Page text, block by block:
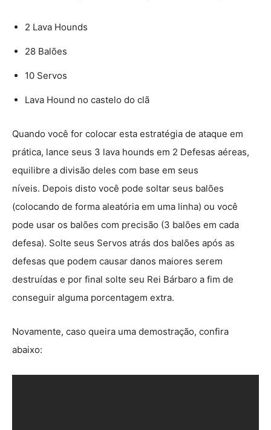
2 Lava Hounds
28 Balões
10 Servos
Lava Hound no castelo do clã
Quando você for colocar esta estratégia de ataque em
prática, lance seus 3 lava hounds em 2 Defesas aéreas,
equilibre a divisão deles com base em seus
níveis. Depois disto você pode soltar seus balões
(colocando de forma aleatória em uma linha) ou você
pode usar os balões com precisão (3 balões em cada
defesa). Solte seus Servos atrás dos balões após as
defesas que podem causar danos maiores serem
destruídas e por final solte seu Rei Bárbaro a fim de
conseguir alguma porcentagem extra.
Novamente, caso queira uma demostração, confira
abaixo: